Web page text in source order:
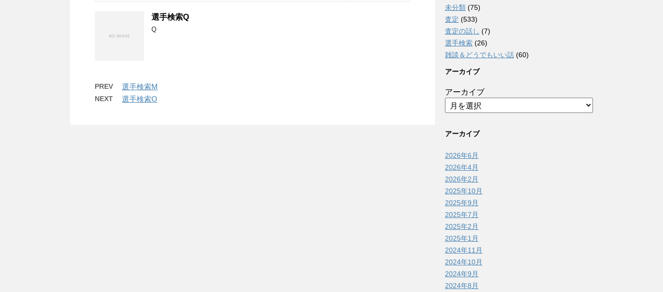
選手検索Q
Q
PREV 選手検索M
NEXT 選手検索O
未分類 (75)
査定 (533)
査定の話し (7)
選手検索 (26)
雑談＆どうでもいい話 (60)
アーカイブ
アーカイブ
アーカイブ
2026年6月
2026年4月
2026年2月
2025年10月
2025年9月
2025年7月
2025年2月
2025年1月
2024年11月
2024年10月
2024年9月
2024年8月